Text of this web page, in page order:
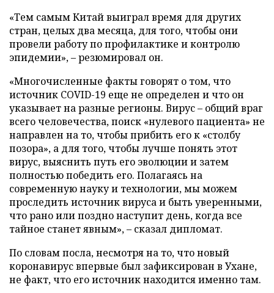
«Тем самым Китай выиграл время для других
стран, целых два месяца, для того, чтобы они
провели работу по профилактике и контролю
эпидемии», – резюмировал он.
«Многочисленные факты говорят о том, что
источник COVID-19 еще не определен и что он
указывает на разные регионы. Вирус – общий враг
всего человечества, поиск «нулевого пациента» не
направлен на то, чтобы прибить его к «столбу
позора», а для того, чтобы лучше понять этот
вирус, выяснить путь его эволюции и затем
полностью победить его. Полагаясь на
современную науку и технологии, мы можем
проследить источник вируса и быть уверенными,
что рано или поздно наступит день, когда все
тайное станет явным», – сказал дипломат.
По словам посла, несмотря на то, что новый
коронавирус впервые был зафиксирован в Ухане,
не факт, что его источник находится именно там.